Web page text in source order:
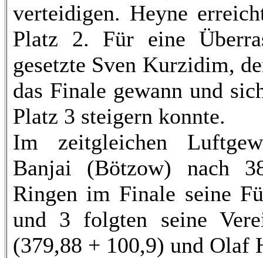
verteidigen. Heyne
Platz 2. Für eine
gesetzte Sven Kurzidim,
das Finale gewann und
Platz 3 steigern konnte.
Im zeitgleichen
Banjai (Bötzow) nach
Ringen im Finale seine
und 3 folgten seine
(379,88 + 100,9) und Olaf